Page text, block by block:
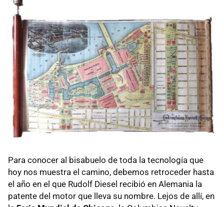
Para conocer al bisabuelo de toda la tecnología que
hoy nos muestra el camino, debemos retroceder hasta
el año en el que Rudolf Diesel recibió en Alemania la
patente del motor que lleva su nombre. Lejos de allí, en